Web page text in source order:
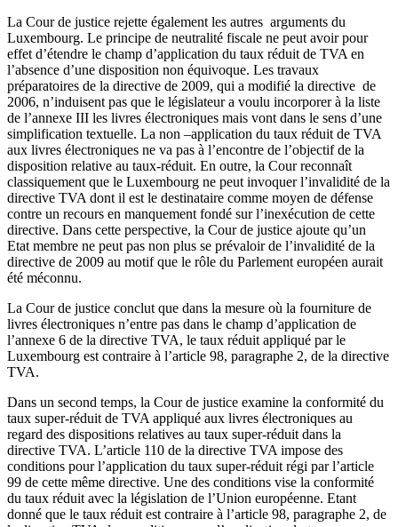
La Cour de justice rejette également les autres arguments du
Luxembourg. Le principe de neutralité fiscale ne peut avoir pour
effet d’étendre le champ d’application du taux réduit de TVA en
l’absence d’une disposition non équivoque. Les travaux
préparatoires de la directive de 2009, qui a modifié la directive de
2006, n’induisent pas que le législateur a voulu incorporer à la liste
de l’annexe III les livres électroniques mais vont dans le sens d’une
simplification textuelle. La non –application du taux réduit de TVA
aux livres électroniques ne va pas à l’encontre de l’objectif de la
disposition relative au taux-réduit. En outre, la Cour reconnaît
classiquement que le Luxembourg ne peut invoquer l’invalidité de la
directive TVA dont il est le destinataire comme moyen de défense
contre un recours en manquement fondé sur l’inexécution de cette
directive. Dans cette perspective, la Cour de justice ajoute qu’un
Etat membre ne peut pas non plus se prévaloir de l’invalidité de la
directive de 2009 au motif que le rôle du Parlement européen aurait
été méconnu.
La Cour de justice conclut que dans la mesure où la fourniture de
livres électroniques n’entre pas dans le champ d’application de
l’annexe 6 de la directive TVA, le taux réduit appliqué par le
Luxembourg est contraire à l’article 98, paragraphe 2, de la directive
TVA.
Dans un second temps, la Cour de justice examine la conformité du
taux super-réduit de TVA appliqué aux livres électroniques au
regard des dispositions relatives au taux super-réduit dans la
directive TVA. L’article 110 de la directive TVA impose des
conditions pour l’application du taux super-réduit régi par l’article
99 de cette même directive. Une des conditions vise la conformité
du taux réduit avec la législation de l’Union européenne. Etant
donné que le taux réduit est contraire à l’article 98, paragraphe 2, de